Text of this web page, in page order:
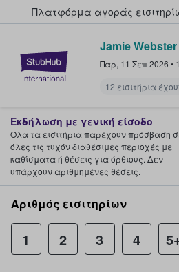
Πλατφόρμα αγοράς
StubHub -
Jamie Webster
Παρ, 11 Σεπ 2026 •
12 εισιτήρια
Εκδήλωση με γενική είσοδο
Όλα τα εισιτήρια παρέχουν πρόσβαση
όλες τις τυχόν διαθέσιμες περιοχές με
καθίσματα ή θέσεις για όρθιους. Δεν
υπάρχουν αριθμημένες θέσεις.
Αριθμός εισιτηρίων
1 2 3 4